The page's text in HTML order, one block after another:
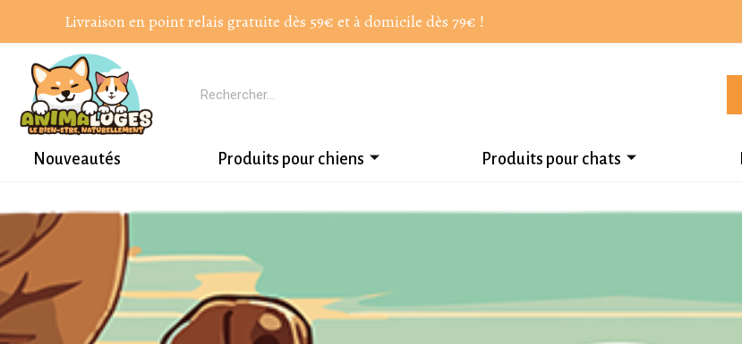
Livraison en point relais gratuite dès 59€ et à domicile dès 79€ !
Nouveautés Produits pour chiens Produits pour chats